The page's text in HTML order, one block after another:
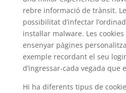
rebre informació de trànsit.
possibilitat d’infectar
instal·lar malware. Les
ensenyar pàgines
exemple recordant el seu
d’ingressar-cada vegada que
Hi ha diferents tipus de